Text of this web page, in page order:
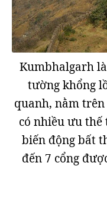
Kumbhalgarh
tường khổng
quanh, nằm
có nhiều ưu
biến động bất
đến 7 cổng